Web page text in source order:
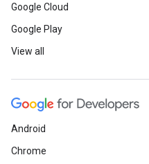
Google Cloud
Google Play
View all
Android
Chrome